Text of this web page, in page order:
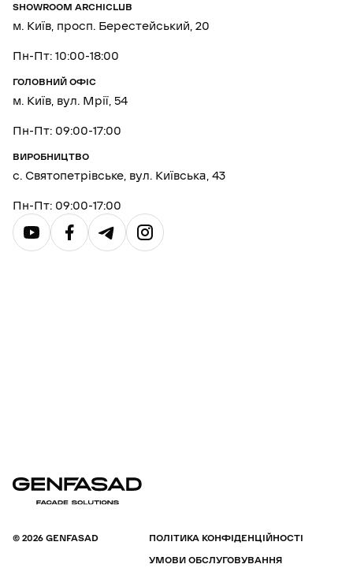
SHOWROOM ARCHICLUB
м. Київ, просп. Берестейський, 20
Пн-Пт: 10:00-18:00
ГОЛОВНИЙ ОФІС
м. Київ, вул. Мрії, 54
Пн-Пт: 09:00-17:00
ВИРОБНИЦТВО
с. Святопетрівське, вул. Київська, 43
Пн-Пт: 09:00-17:00
© 2026 GENFASAD
ПОЛІТИКА КОНФІДЕНЦІЙНОСТІ
УМОВИ ОБСЛУГОВУВАННЯ